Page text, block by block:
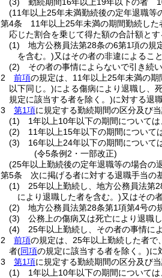
(11年以上25年未満勤続後の定年退職等
第4条
11年以上25年未満の期間勤続し
応じた割合を乗じて得た額の合計額とす
(1)
地方公務員法第28条の6第1項の規
を含む。)又はその者の非違によるこ
(2)
その者の事情によらないで引き続
2
前項の規定は、11年以上25年未満の期
以下同じ。)による傷病により退職し、
規定に該当する者を除く。)に対する退
3
第1項に規定する勤続期間の区分及び
(1)
1年以上10年以下の期間について
(2)
11年以上15年以下の期間について
(3)
16年以上24年以下の期間について
(令5条例2・一部改正)
(25年以上勤続後の定年退職等の場合の
第5条
次に掲げる者に対する退職手当の
(1)
25年以上勤続し、地方公務員法第
により退職した者を含む。)又はその
(2)
地方公務員法第28条第1項第4号の
(3)
公務上の傷病又は死亡により退職
(4)
25年以上勤続し、その者の事情に
2
前項の規定は、25年以上勤続した者で
者(同項の規定に該当する者を除く。)に
3
第1項に規定する勤続期間の区分及び
(1)
1年以上10年以下の期間について